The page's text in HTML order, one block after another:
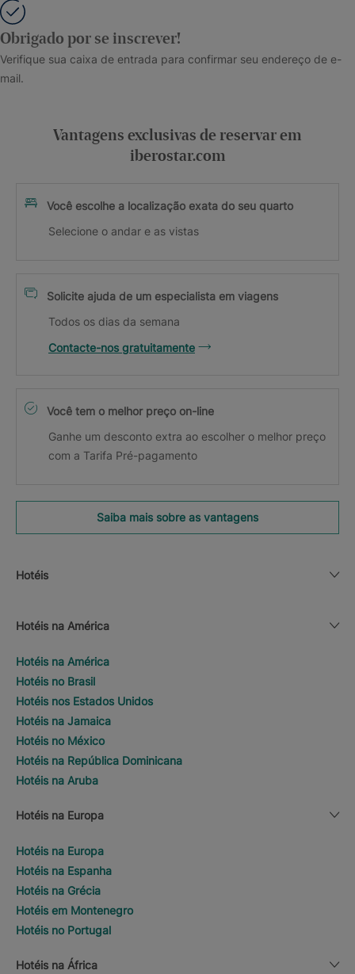
Obrigado por se inscrever!
Verifique sua caixa de entrada para confirmar seu endereço de e-
mail.
Vantagens exclusivas de reservar em
iberostar.com
Você escolhe a localização exata do seu quarto
Selecione o andar e as vistas
Solicite ajuda de um especialista em viagens
Todos os dias da semana
Contacte-nos gratuitamente
Você tem o melhor preço on-line
Ganhe um desconto extra ao escolher o melhor preço
com a Tarifa Pré-pagamento
Saiba mais sobre as vantagens
Hotéis
Hotéis na América
Hotéis na América
Hotéis no Brasil
Hotéis nos Estados Unidos
Hotéis na Jamaica
Hotéis no México
Hotéis na República Dominicana
Hotéis na Aruba
Hotéis na Europa
Hotéis na Europa
Hotéis na Espanha
Hotéis na Grécia
Hotéis em Montenegro
Hotéis no Portugal
Hotéis na África